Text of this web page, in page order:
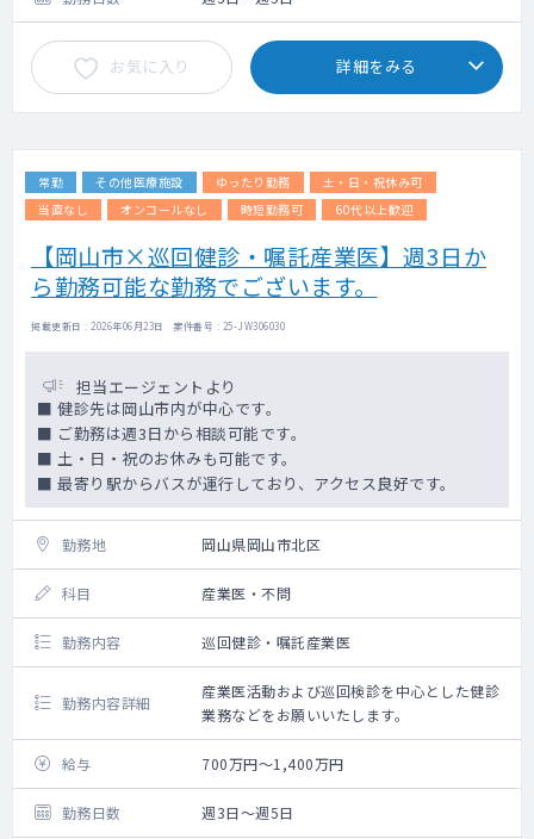
お気に入り 詳細をみる
常勤 その他医療施設 ゆったり勤務
土・日・祝休み可
当直なし
オンコールなし 時短勤務可 60代以上歓迎
【岡山市×巡回健診・嘱託産業医】週3日か
ら勤務可能な勤務でございます。
掲載更新日 : 2026年06月23日 案件番号 : 25-JW306030
担当エージェントより
■ 健診先は岡山市内が中心です。
■ ご勤務は週3日から相談可能です。
■ 土・日・祝のお休みも可能です。
■ 最寄り駅からバスが運行しており、アクセス良好です。
勤務地 岡山県岡山市北区
科目 産業医・不問
勤務内容 巡回健診・嘱託産業医
勤務内容詳細
産業医活動および巡回検診を中心とした健診
業務などをお願いいたします。
給与 700万円～1,400万円
勤務日数 週3日～週5日